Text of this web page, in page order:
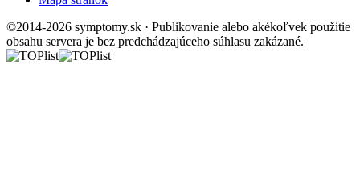
©2014-2026 symptomy.sk · Publikovanie alebo akékoľvek použitie
obsahu servera je bez predchádzajúceho súhlasu zakázané.